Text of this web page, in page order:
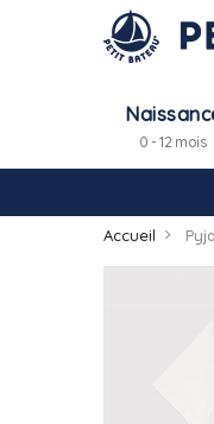
0 - 12 mois
Accueil